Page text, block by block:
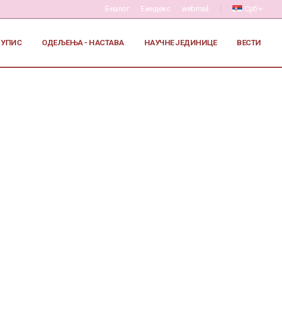
Е-налог Е-индекс webmail Срб
УПИС ОДЕЉЕЊА - НАСТАВА НАУЧНЕ ЈЕДИНИЦЕ ВЕСТИ